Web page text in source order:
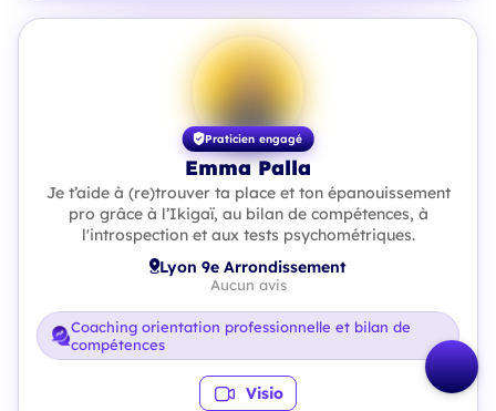
Praticien engagé
Emma Palla
Je t’aide à (re)trouver ta place et ton épanouissement
pro grâce à l’Ikigaï, au bilan de compétences, à
l'introspection et aux tests psychométriques.
Lyon 9e Arrondissement
Aucun avis
Coaching orientation professionnelle et bilan de
compétences
Visio